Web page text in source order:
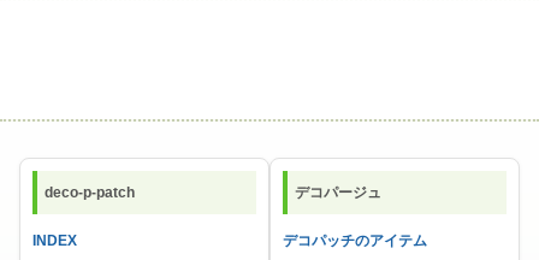
deco-p-patch
INDEX
デコパージュ
デコパッチのアイテム